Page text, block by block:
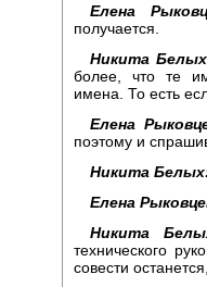
Елена
получается.
Никита
более, что те
имена. То есть
Елена
поэтому и
Никита
Елена
Никита
технического
совести